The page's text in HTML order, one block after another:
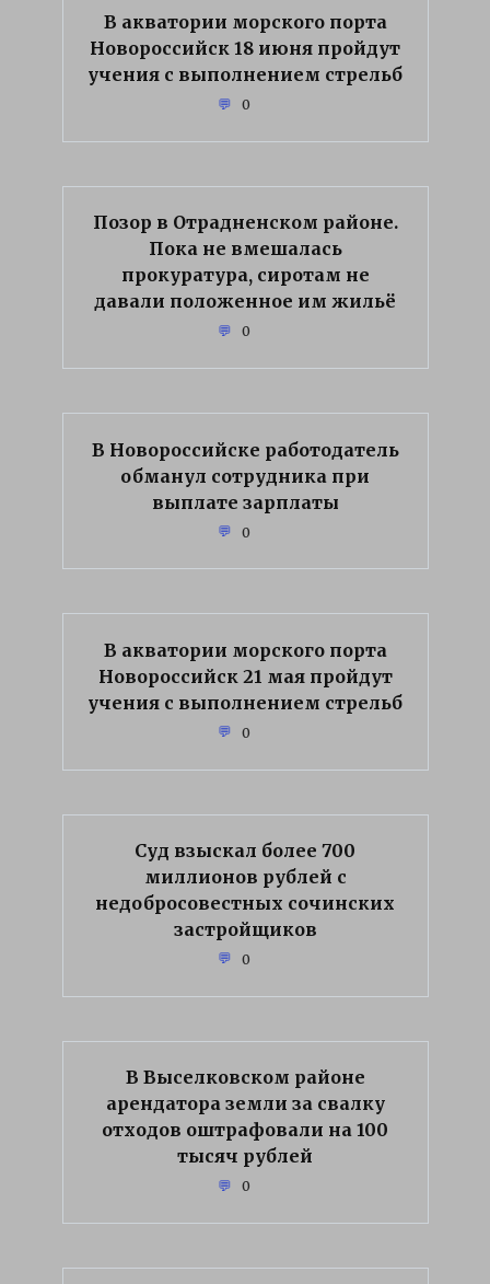
В акватории морского порта
Новороссийск 18 июня пройдут
учения с выполнением стрельб
0
Позор в Отрадненском районе.
Пока не вмешалась
прокуратура, сиротам не
давали положенное им жильё
0
В Новороссийске работодатель
обманул сотрудника при
выплате зарплаты
0
В акватории морского порта
Новороссийск 21 мая пройдут
учения с выполнением стрельб
0
Суд взыскал более 700
миллионов рублей с
недобросовестных сочинских
застройщиков
0
В Выселковском районе
арендатора земли за свалку
отходов оштрафовали на 100
тысяч рублей
0